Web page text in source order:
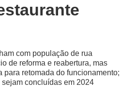
com população de rua
de reforma e reabertura, mas
para retomada do funcionamento;
concluídas em 2024